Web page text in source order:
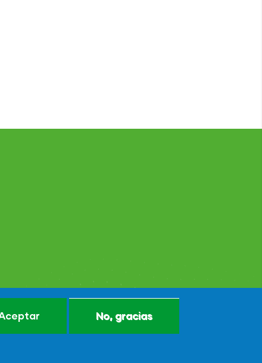
No, gracias